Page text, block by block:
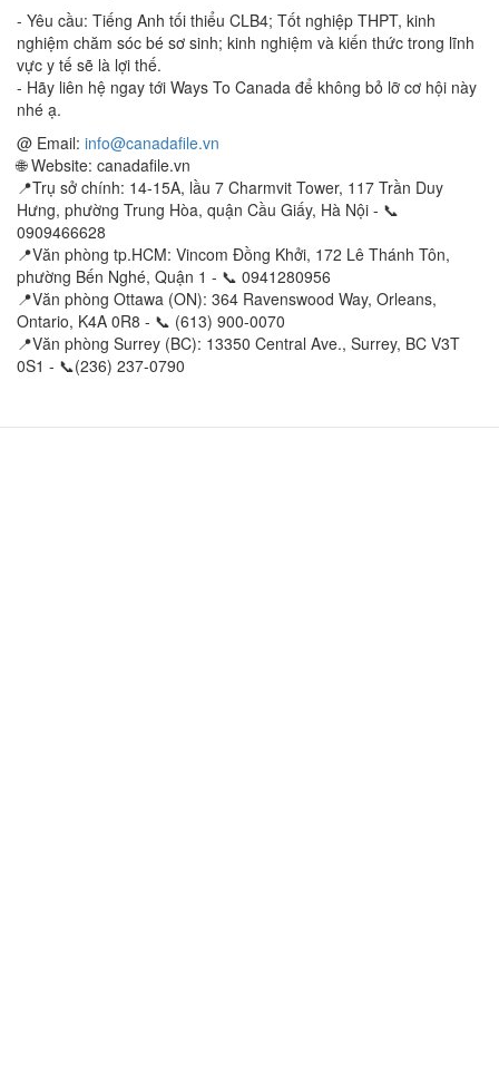
- Yêu cầu: Tiếng Anh tối thiểu CLB4; Tốt nghiệp THPT, kinh
nghiệm chăm sóc bé sơ sinh; kinh nghiệm và kiến thức trong lĩnh
vực y tế sẽ là lợi thế.
- Hãy liên hệ ngay tới Ways To Canada để không bỏ lỡ cơ hội này
nhé ạ.
@ Email: info@canadafile.vn
🌐 Website: canadafile.vn
📍Trụ sở chính: 14-15A, lầu 7 Charmvit Tower, 117 Trần Duy
Hưng, phường Trung Hòa, quận Cầu Giấy, Hà Nội - 📞
0909466628
📍Văn phòng tp.HCM: Vincom Đồng Khởi, 172 Lê Thánh Tôn,
phường Bến Nghé, Quận 1 - 📞 0941280956
📍Văn phòng Ottawa (ON): 364 Ravenswood Way, Orleans,
Ontario, K4A 0R8 - 📞 (613) 900-0070
📍Văn phòng Surrey (BC): 13350 Central Ave., Surrey, BC V3T
0S1 - 📞(236) 237-0790